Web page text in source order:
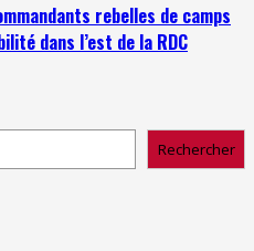
rebelles de camps
dans l’est de la RDC
Rechercher